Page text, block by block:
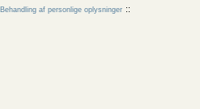
Behandling af personlige oplysninger